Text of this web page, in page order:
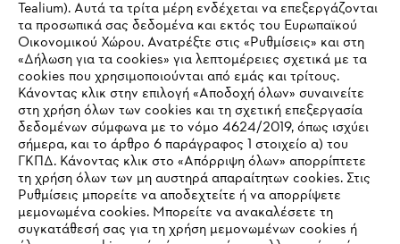
IHR BROWSER WIRD NICHT
UNTERSTÜTZT
Sie nutzen einen Browser, den wir noch nicht unterstützen. Für
Tealium). Αυτά τα τρίτα μέρη ενδέχεται να επεξεργάζονται
τα προσωπικά σας δεδομένα και εκτός του Ευρωπαϊκού
Οικονομικού Χώρου. Ανατρέξτε στις «Ρυθμίσεις» και στη
«Δήλωση για τα cookies» για λεπτομέρειες σχετικά με τα
cookies που χρησιμοποιούνται από εμάς και τρίτους.
Κάνοντας κλικ στην επιλογή «Αποδοχή όλων» συναινείτε
στη χρήση όλων των cookies και τη σχετική επεξεργασία
δεδομένων σύμφωνα με το νόμο 4624/2019, όπως ισχύει
σήμερα, και το άρθρο 6 παράγραφος 1 στοιχείο α) του
ΓΚΠΔ. Κάνοντας κλικ στο «Απόρριψη όλων» απορρίπτετε
τη χρήση όλων των μη αυστηρά απαραίτητων cookies. Στις
Ρυθμίσεις μπορείτε να αποδεχτείτε ή να απορρίψετε
μεμονωμένα cookies. Μπορείτε να ανακαλέσετε τη
συγκατάθεσή σας για τη χρήση μεμονωμένων cookies ή